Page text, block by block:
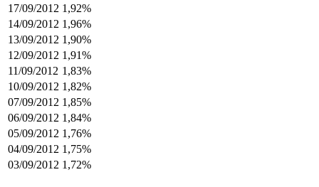
17/09/2012 1,92%
14/09/2012 1,96%
13/09/2012 1,90%
12/09/2012 1,91%
11/09/2012 1,83%
10/09/2012 1,82%
07/09/2012 1,85%
06/09/2012 1,84%
05/09/2012 1,76%
04/09/2012 1,75%
03/09/2012 1,72%